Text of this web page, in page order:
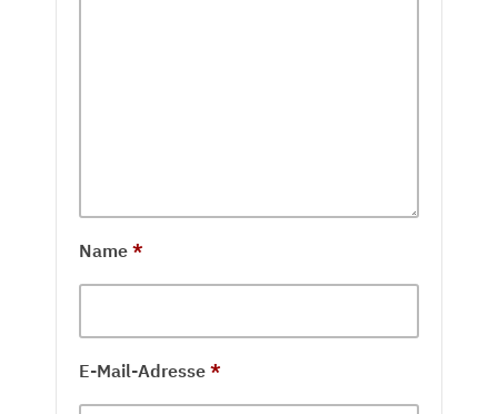
Name *
E-Mail-Adresse *